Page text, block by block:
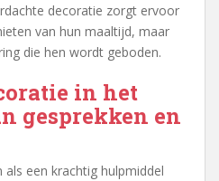
decoratie zorgt ervoor
van hun maaltijd, maar
die hen wordt geboden.
in het
gesprekken en
een krachtig hulpmiddel